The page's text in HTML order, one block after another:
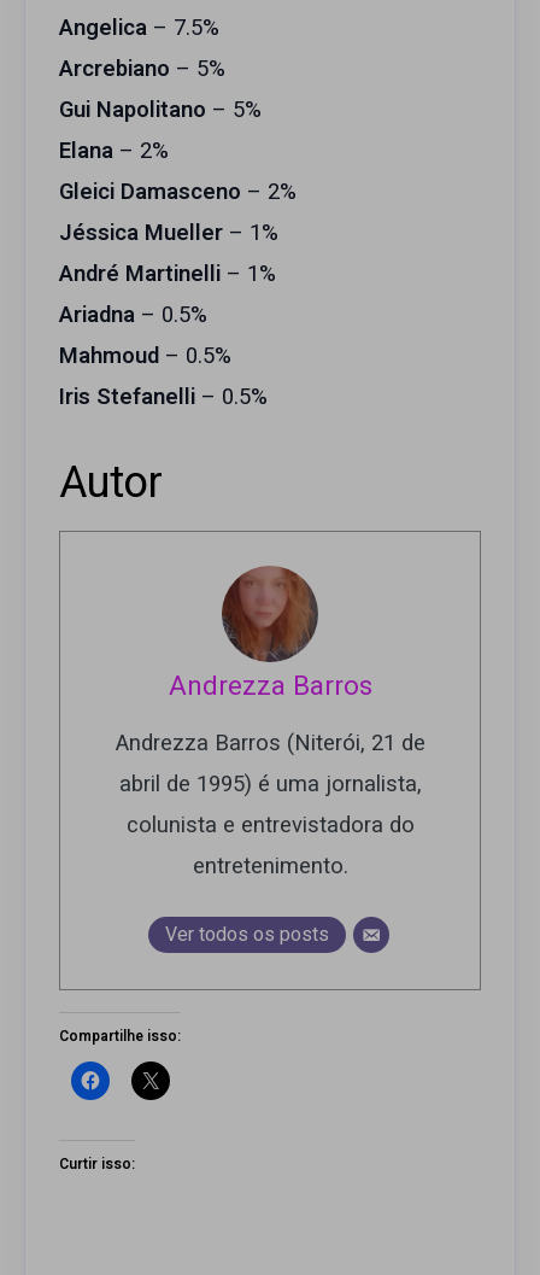
Angelica – 7.5%
Arcrebiano – 5%
Gui Napolitano – 5%
Elana – 2%
Gleici Damasceno – 2%
Jéssica Mueller – 1%
André Martinelli – 1%
Ariadna – 0.5%
Mahmoud – 0.5%
Iris Stefanelli – 0.5%
Autor
Andrezza Barros
Andrezza Barros (Niterói, 21 de
abril de 1995) é uma jornalista,
colunista e entrevistadora do
entretenimento.
Ver todos os posts
Compartilhe isso:
Curtir isso: